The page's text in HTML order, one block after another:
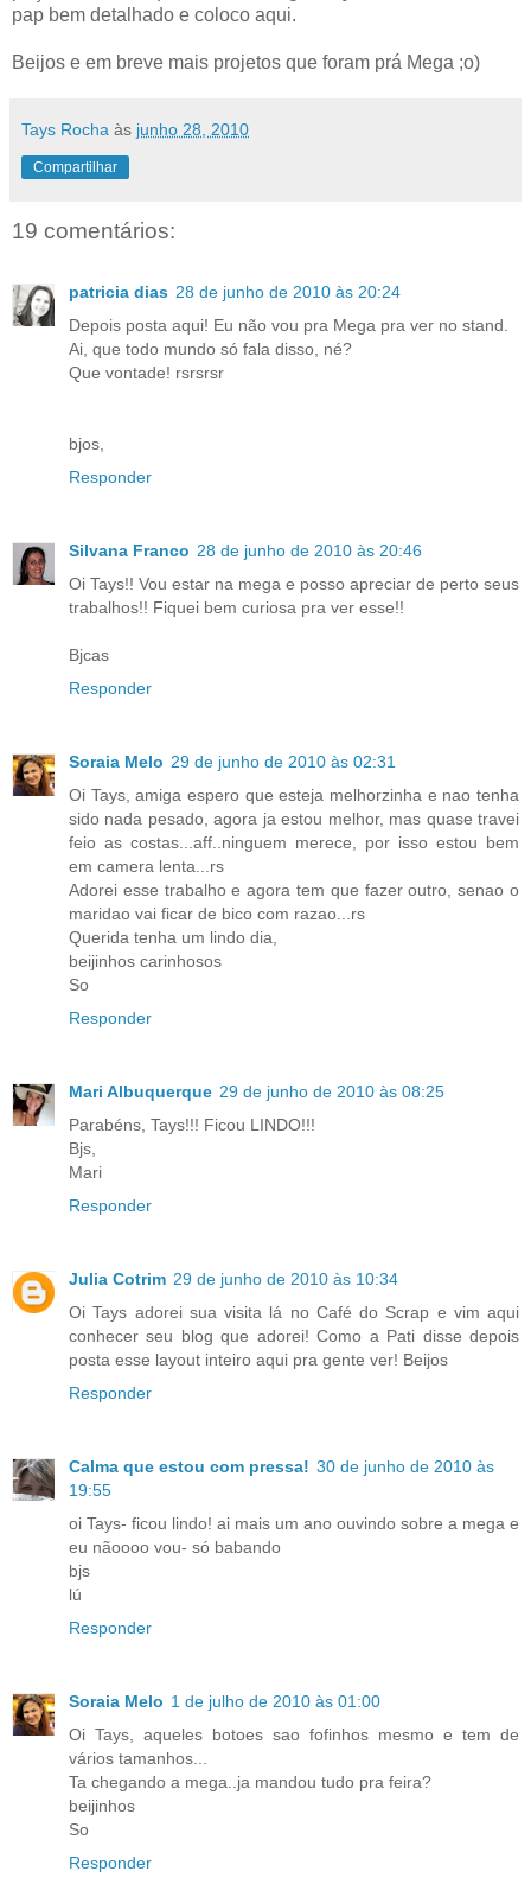
pap bem detalhado e coloco aqui.
Beijos e em breve mais projetos que foram prá Mega ;o)
Tays Rocha às junho 28, 2010
Compartilhar
19 comentários:
patricia dias 28 de junho de 2010 às 20:24
Depois posta aqui! Eu não vou pra Mega pra ver no stand.
Ai, que todo mundo só fala disso, né?
Que vontade! rsrsrsr
bjos,
Responder
Silvana Franco 28 de junho de 2010 às 20:46
Oi Tays!! Vou estar na mega e posso apreciar de perto seus
trabalhos!! Fiquei bem curiosa pra ver esse!!
Bjcas
Responder
Soraia Melo 29 de junho de 2010 às 02:31
Oi Tays, amiga espero que esteja melhorzinha e nao tenha
sido nada pesado, agora ja estou melhor, mas quase travei
feio as costas...aff..ninguem merece, por isso estou bem
em camera lenta...rs
Adorei esse trabalho e agora tem que fazer outro, senao o
maridao vai ficar de bico com razao...rs
Querida tenha um lindo dia,
beijinhos carinhosos
So
Responder
Mari Albuquerque 29 de junho de 2010 às 08:25
Parabéns, Tays!!! Ficou LINDO!!!
Bjs,
Mari
Responder
Julia Cotrim 29 de junho de 2010 às 10:34
Oi Tays adorei sua visita lá no Café do Scrap e vim aqui
conhecer seu blog que adorei! Como a Pati disse depois
posta esse layout inteiro aqui pra gente ver! Beijos
Responder
Calma que estou com pressa! 30 de junho de 2010 às
19:55
oi Tays- ficou lindo! ai mais um ano ouvindo sobre a mega e
eu nãoooo vou- só babando
bjs
lú
Responder
Soraia Melo 1 de julho de 2010 às 01:00
Oi Tays, aqueles botoes sao fofinhos mesmo e tem de
vários tamanhos...
Ta chegando a mega..ja mandou tudo pra feira?
beijinhos
So
Responder